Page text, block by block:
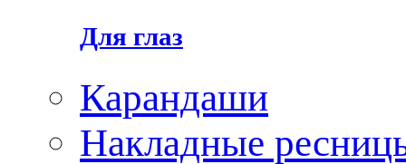
Для глаз
Карандаши
Накладные